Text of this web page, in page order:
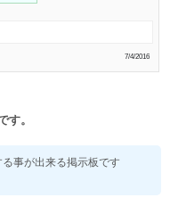
7/4/2016
す。
事が出来る掲示板です